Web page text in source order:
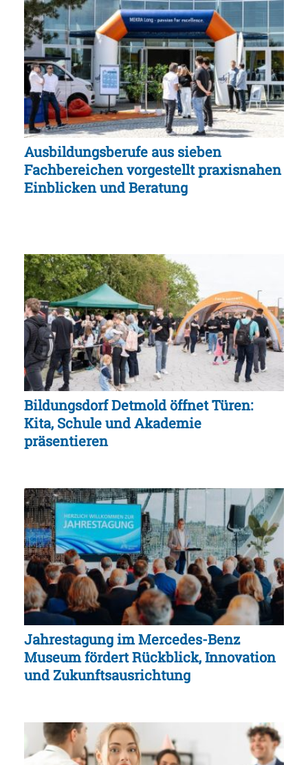
Ausbildungsberufe aus sieben
Fachbereichen vorgestellt praxisnahen
Einblicken und Beratung
Bildungsdorf Detmold öffnet Türen:
Kita, Schule und Akademie
präsentieren
Jahrestagung im Mercedes-Benz
Museum fördert Rückblick, Innovation
und Zukunftsausrichtung